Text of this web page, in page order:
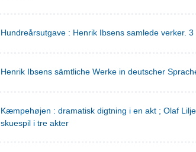
Hundreårsutgave : Henrik Ibsens samlede verker. 3
Henrik Ibsens sämtliche Werke in deutscher
Kæmpehøjen : dramatisk digtning i en akt ; Olaf
skuespil i tre akter